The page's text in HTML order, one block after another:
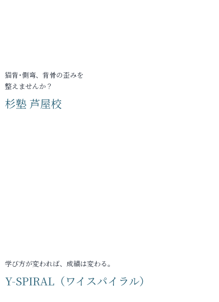
猫背･側弯、背骨の歪みを
整えませんか？
杉塾 芦屋校
学び方が変われば、成績は変わる。
Y-SPIRAL（ワイスパイラル）